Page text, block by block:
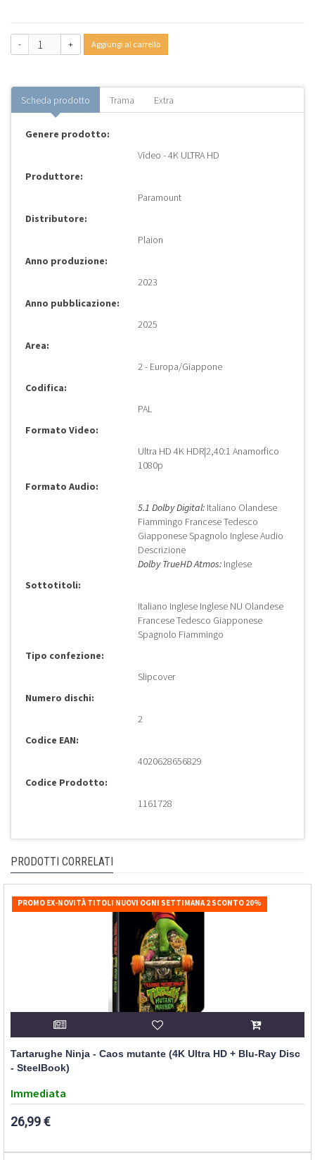
- + Aggiungi al carrello
Scheda prodotto Trama Extra
Genere prodotto:
Video - 4K ULTRA HD
Produttore:
Paramount
Distributore:
Plaion
Anno produzione:
2023
Anno pubblicazione:
2025
Area:
2 - Europa/Giappone
Codifica:
PAL
Formato Video:
Ultra HD 4K HDR|2,40:1 Anamorfico
1080p
Formato Audio:
5.1 Dolby Digital: Italiano Olandese
Fiammingo Francese Tedesco
Giapponese Spagnolo Inglese Audio
Descrizione
Dolby TrueHD Atmos: Inglese
Sottotitoli:
Italiano Inglese Inglese NU Olandese
Francese Tedesco Giapponese
Spagnolo Fiammingo
Tipo confezione:
Slipcover
Numero dischi:
2
Codice EAN:
4020628656829
Codice Prodotto:
1161728
PRODOTTI CORRELATI
PROMO EX-NOVITÀ TITOLI NUOVI OGNI SETTIMANA 2 SCONTO 20%
Tartarughe Ninja - Caos mutante (4K Ultra HD + Blu-Ray Disc
- SteelBook)
Immediata
26,99 €